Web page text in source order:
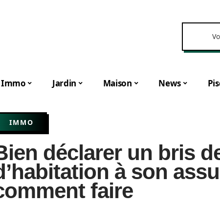
Immo Jardin Maison News
IMMO
déclarer un bris
à son
faire